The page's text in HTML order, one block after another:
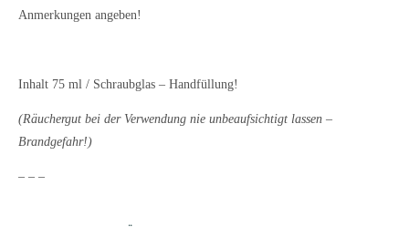
Anmerkungen angeben!
Inhalt 75 ml / Schraubglas – Handfüllung!
(Räuchergut bei der Verwendung nie unbeaufsichtigt lassen –
Brandgefahr!)
– – –